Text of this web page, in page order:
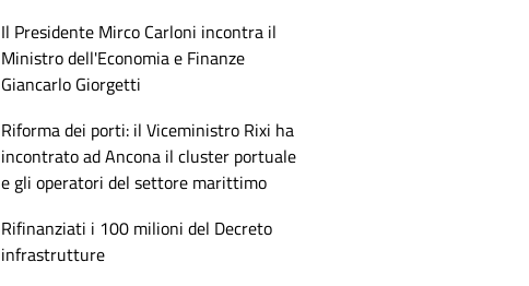
Il Presidente Mirco Carloni incontra il
Ministro dell'Economia e Finanze
Giancarlo Giorgetti
Riforma dei porti: il Viceministro Rixi ha
incontrato ad Ancona il cluster portuale
e gli operatori del settore marittimo
Rifinanziati i 100 milioni del Decreto
infrastrutture